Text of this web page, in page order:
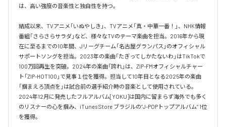
は、高い強度の音楽性と独自性を持つ。
結成以来、TVアニメ「いぬやしき」、TVアニメ「真・中華一番！」、NHK情報
番組「さらさらサラダ」など、様々なTVのテーマ楽曲を担当。2016年から現
在に至るまでの10年間、Jリーグチーム「名古屋グランパス」のオフィシャル
サポートソングを担当。2023年の楽曲「たぎってしかたないわ」はTikTokで
100万回再生を突破。2024年の楽曲「誇れ」は、ZIP-FMオフィシャルチャー
ト「ZIP-HOT100」で見事１位を獲得。担当して10年目となる2025年の楽曲
「掴まえろ頂点を」は試合前の選手紹介時の音楽として使用されている。
2024年12月に発売したフルアルバム[YOKU]は国内に留まらず海外でも多く
のリスナーの心を掴み、iTunes Store ブラジルの”J-POPトップアルバム” 1位
を獲得。